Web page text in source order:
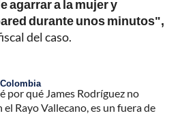
agarrar a la mujer y
durante unos minutos",
del caso.
por qué James Rodríguez no
Rayo Vallecano, es un fuera de